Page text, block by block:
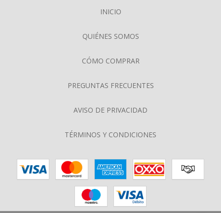
INICIO
QUIÉNES SOMOS
CÓMO COMPRAR
PREGUNTAS FRECUENTES
AVISO DE PRIVACIDAD
TÉRMINOS Y CONDICIONES